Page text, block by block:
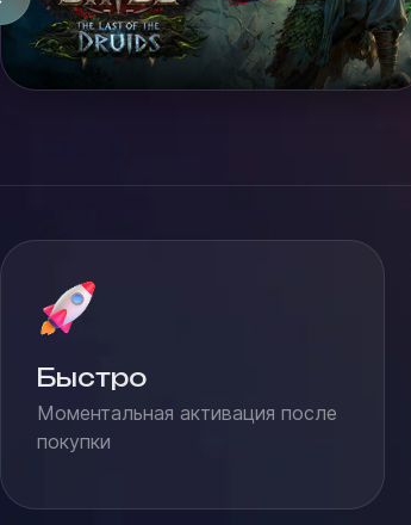
Быстро
Моментальная активация после
покупки